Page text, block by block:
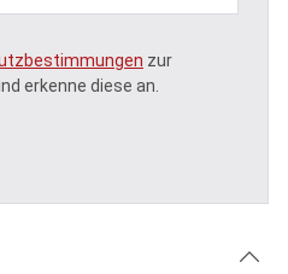
zur
erkenne diese an.